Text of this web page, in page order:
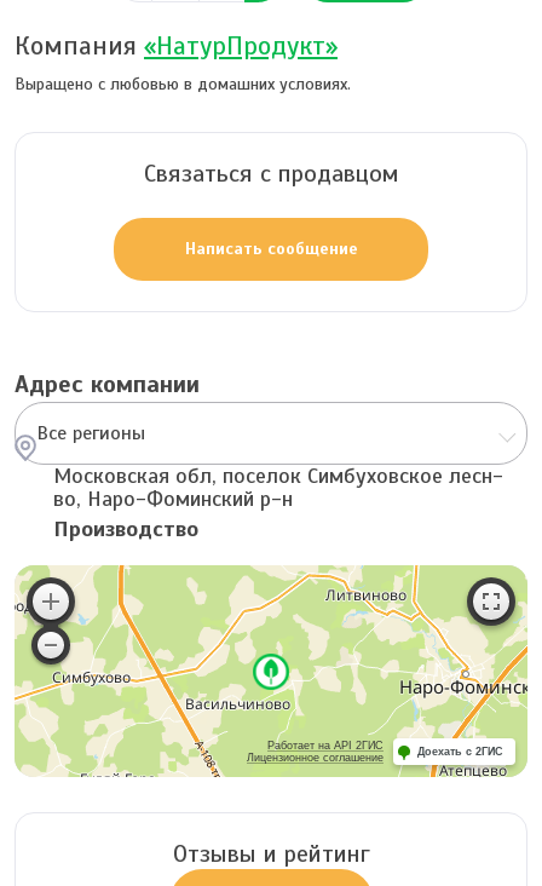
Компания «НатурПродукт»
Выращено с любовью в домашних условиях.
Связаться с продавцом
Написать сообщение
Адрес компании
Все регионы
Московская обл, поселок Симбуховское лесн-
во, Наро-Фоминский р-н
Производство
Работает на API 2ГИС
Лицензионное соглашение
Доехать с 2ГИС
Отзывы и рейтинг